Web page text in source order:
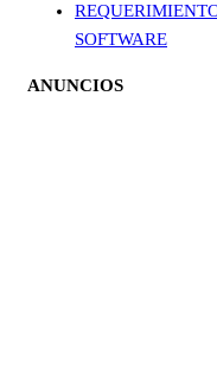
SOFTWARE
ANUNCIOS